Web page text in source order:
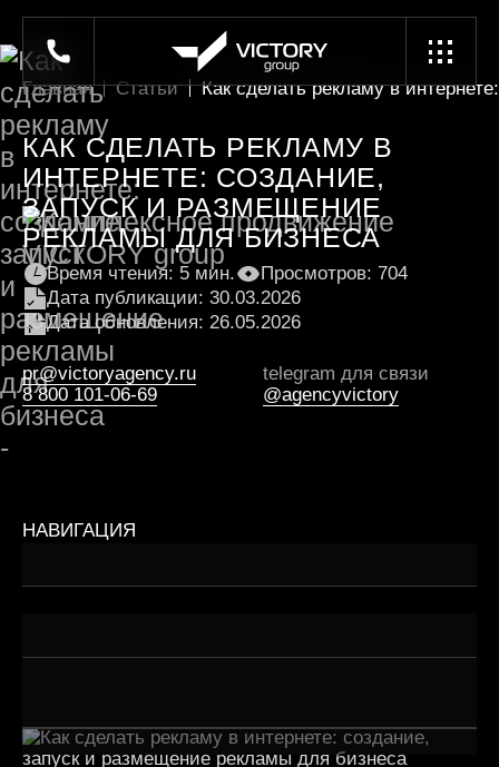
Главная Статьи Как сделать рекламу в
КАК СДЕЛАТЬ РЕКЛАМУ В
ИНТЕРНЕТЕ: СОЗДАНИЕ,
ЗАПУСК И РАЗМЕЩЕНИЕ
РЕКЛАМЫ ДЛЯ БИЗНЕСА
Время чтения: 5 мин.
Просмотров: 704
Дата публикации: 30.03.2026
Дата обновления: 26.05.2026
pr@victoryagency.ru
8 800 101-06-69
telegram для связи
@agencyvictory
НАВИГАЦИЯ